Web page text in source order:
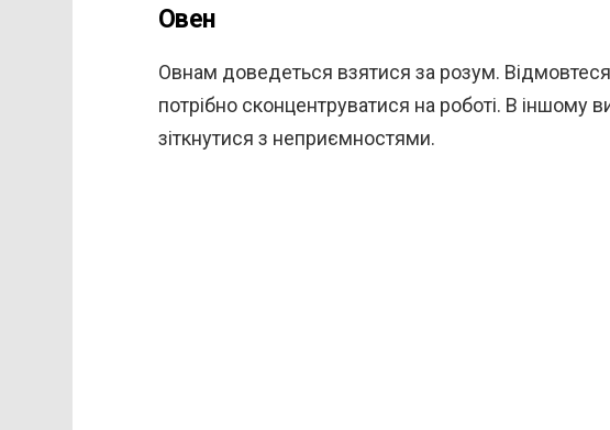
Овен
Овнам доведеться взятися за розум. Відмовтеся
потрібно сконцентруватися на роботі. В іншому
зіткнутися з неприємностями.